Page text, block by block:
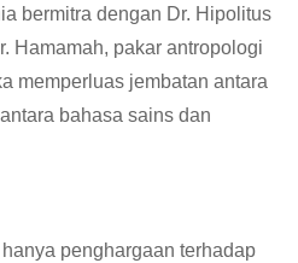
bermitra dengan Dr. Hipolitus
Hamamah, pakar antropologi
memperluas jembatan antara
bahasa sains dan
penghargaan terhadap